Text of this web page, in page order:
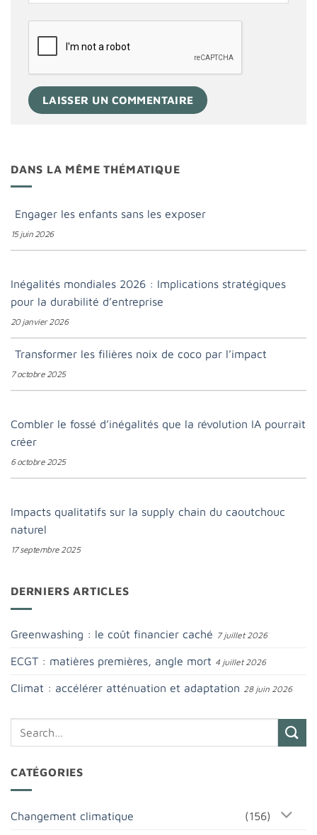
DANS LA MÊME THÉMATIQUE
Engager les enfants sans les exposer
15 juin 2026
Inégalités mondiales 2026 : Implications stratégiques
pour la durabilité d’entreprise
20 janvier 2026
Transformer les filières noix de coco par l’impact
7 octobre 2025
Combler le fossé d’inégalités que la révolution IA pourrait
créer
6 octobre 2025
Impacts qualitatifs sur la supply chain du caoutchouc
naturel
17 septembre 2025
DERNIERS ARTICLES
Greenwashing : le coût financier caché 7 juillet 2026
ECGT : matières premières, angle mort 4 juillet 2026
Climat : accélérer atténuation et adaptation 28 juin 2026
CATÉGORIES
Changement climatique (156)